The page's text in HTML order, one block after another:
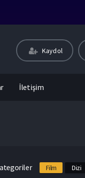
Kaydol
İletişim
Film Dizi